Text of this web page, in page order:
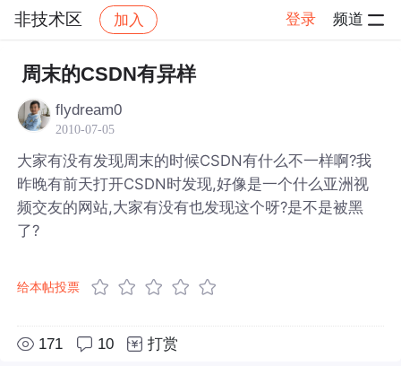
非技术区 加入 登录 频道
社区 非技术区 帖子详情
周末的CSDN有异样
flydream0
2010-07-05
大家有没有发现周末的时候CSDN有什么不一样啊?我
昨晚有前天打开CSDN时发现,好像是一个什么亚洲视
频交友的网站,大家有没有也发现这个呀?是不是被黑
了?
给本帖投票
171 10 打赏